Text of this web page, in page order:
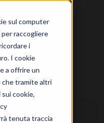
sul computer
raccogliere
i
I cookie
a offrire un
che tramite altri
cookie,
tenuta traccia